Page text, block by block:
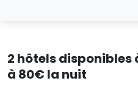
2 hôtels disponibles
à 80€ la nuit